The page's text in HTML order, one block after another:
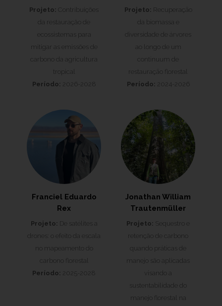
Projeto: Contribuições
da restauração de
ecossistemas para
mitigar as emissões de
carbono da agricultura
tropical
Período: 2026-2028
Projeto: Recuperaçāo
da biomassa e
diversidade de árvores
ao longo de um
continuum de
restauraçāo florestal
Período: 2024-2026
Franciel Eduardo
Rex
Projeto: De satélites a
drones: o efeito da escala
no mapeamento do
carbono florestal
Período: 2025-2028
Jonathan William
Trautenmüller
Projeto: Sequestro e
retenção de carbono
quando práticas de
manejo são aplicadas
visando a
sustentabilidade do
manejo florestal na